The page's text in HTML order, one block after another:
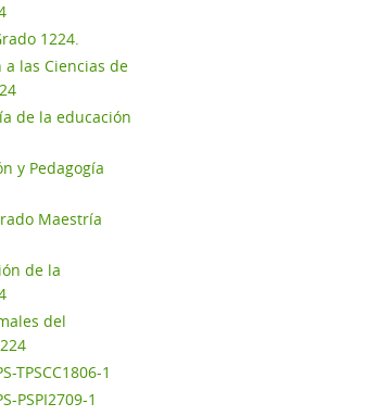
1224.
las Ciencias de
de la educación
y Pedagogía
Maestría
de la
del
TPSCC1806-1
PSPI2709-1